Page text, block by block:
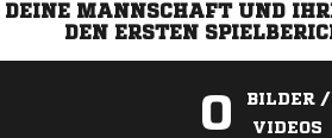
DEINE MANNSCHAFT UND
DEN ERSTEN
0
BILDER /
VIDEOS